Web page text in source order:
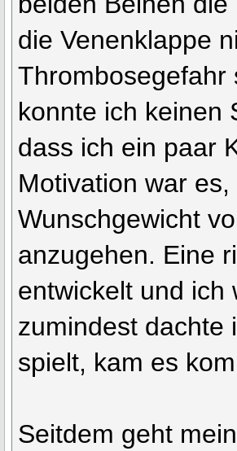
die Venenklappe
Thrombosegefahr
konnte ich keinen
dass ich ein paar
Motivation war
Wunschgewicht
anzugehen. Eine
entwickelt und ich
zumindest dachte
spielt, kam es
Seitdem geht